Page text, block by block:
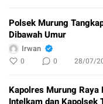
Polsek Murung
Dibawah Umur
Irwan
0 0 28/07/
Kapolres Murung